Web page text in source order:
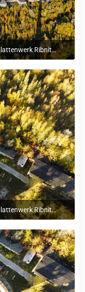
Verlassene Industriekulisse: Das Faserplattenwerk Ribnitz-Damgarten
Verlassene Industriekulisse: Das Faserplattenwerk Ribnitz-Damgarten